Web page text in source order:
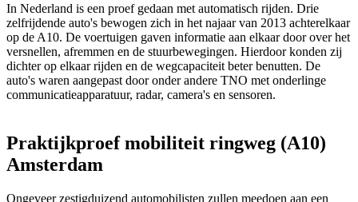
In Nederland is een proef gedaan met automatisch rijden. Drie
zelfrijdende auto's bewogen zich in het najaar van 2013 achterelkaar
op de A10. De voertuigen gaven informatie aan elkaar door over het
versnellen, afremmen en de stuurbewegingen. Hierdoor konden zij
dichter op elkaar rijden en de wegcapaciteit beter benutten. De
auto's waren aangepast door onder andere TNO met onderlinge
communicatieapparatuur, radar, camera's en sensoren.
Praktijkproef mobiliteit ringweg (A10)
Amsterdam
Ongeveer zestigduizend automobilisten zullen meedoen aan een